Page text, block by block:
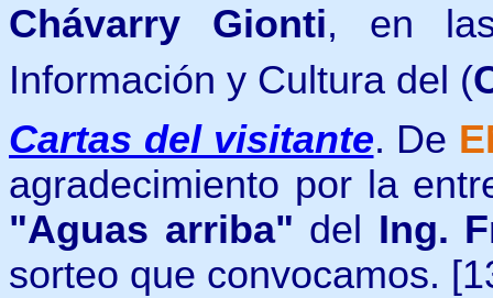
Chávarry Gionti, en
Información y Cultura del (
Cartas del visitante. De
agradecimiento por la
"Aguas arriba" del Ing.
sorteo que convocamos.